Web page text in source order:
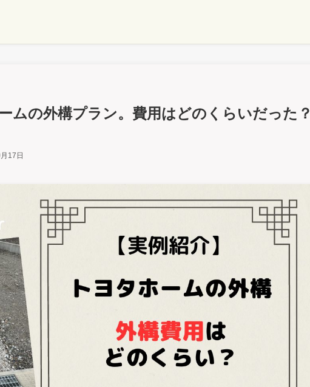
ムの外構プラン。費用はどのくらいだった？
17日